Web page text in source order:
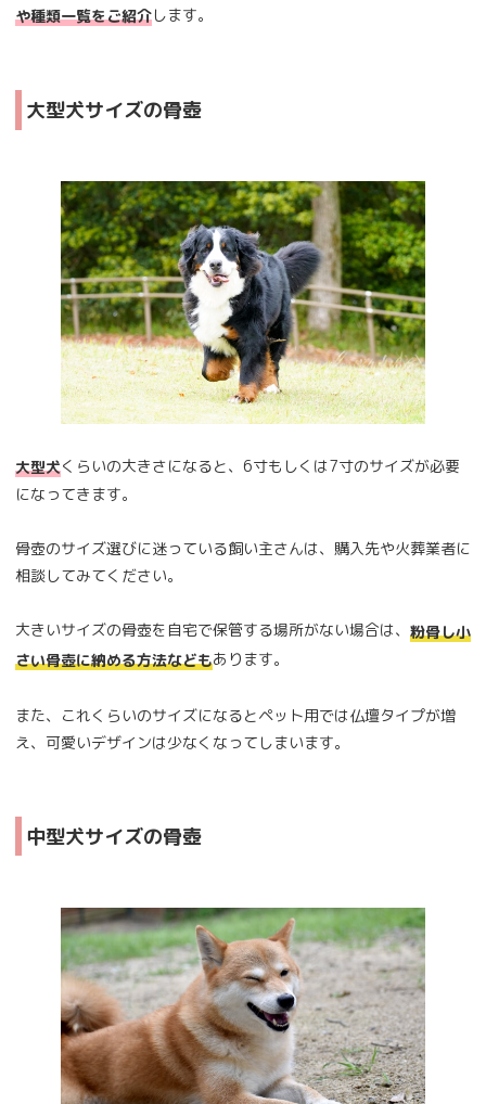
や種類一覧をご紹介します。
大型犬サイズの骨壺
大型犬くらいの大きさになると、6寸もしくは7寸のサイズが必要
になってきます。
骨壺のサイズ選びに迷っている飼い主さんは、購入先や火葬業者に
相談してみてください。
大きいサイズの骨壺を自宅で保管する場所がない場合は、 粉骨し小
さい骨壺に納める方法などもあります。
また、これくらいのサイズになるとペット用では仏壇タイプが増
え、可愛いデザインは少なくなってしまいます。
中型犬サイズの骨壺